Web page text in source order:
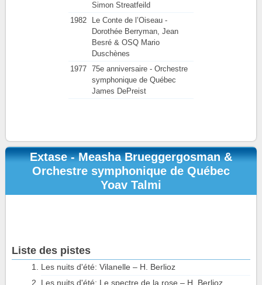
Simon Streatfeild
1982
Le Conte de l’Oiseau -
Dorothée Berryman, Jean
Besré & OSQ Mario
Duschènes
1977 75e anniversaire - Orchestre
symphonique de Québec
James DePreist
Extase - Measha Brueggergosman &
Orchestre symphonique de Québec
Yoav Talmi
Liste des pistes
Les nuits d'été: Vilanelle – H. Berlioz
Les nuits d'été: Le spectre de la rose – H. Berlioz